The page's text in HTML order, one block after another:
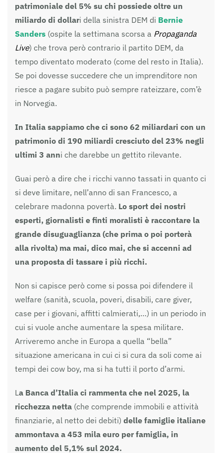
patrimoniale del 5% su chi possiede oltre un
miliardo di dollari della sinistra DEM di Bernie
Sanders (ospite la settimana scorsa a Propaganda
Live) che trova però contrario il partito DEM, da
tempo diventato moderato (come del resto in Italia).
Se poi dovesse succedere che un imprenditore non
riesce a pagare subito può sempre rateizzare, com’è
in Norvegia.
In Italia sappiamo che ci sono 62 miliardari con un
patrimonio di 190 miliardi cresciuto del 23% negli
ultimi 3 anni che darebbe un gettito rilevante.
Guai però a dire che i ricchi vanno tassati in quanto ci
si deve limitare, nell’anno di san Francesco, a
celebrare madonna povertà. Lo sport dei nostri
esperti, giornalisti e finti moralisti è raccontare la
grande disuguaglianza (che prima o poi porterà
alla rivolta) ma mai, dico mai, che si accenni ad
una proposta di tassare i più ricchi.
Non si capisce però come si possa poi difendere il
welfare (sanità, scuola, poveri, disabili, care giver,
case per i giovani, affitti calmierati,…) in un periodo in
cui si vuole anche aumentare la spesa militare.
Arriveremo anche in Europa a quella “bella”
situazione americana in cui ci si cura da soli come ai
tempi dei cow boy, ma si ha tutti il porto d’armi.
La Banca d’Italia ci rammenta che nel 2025, la
ricchezza netta (che comprende immobili e attività
finanziarie, al netto dei debiti) delle famiglie italiane
ammontava a 453 mila euro per famiglia, in
aumento del 5,1% sul 2024.